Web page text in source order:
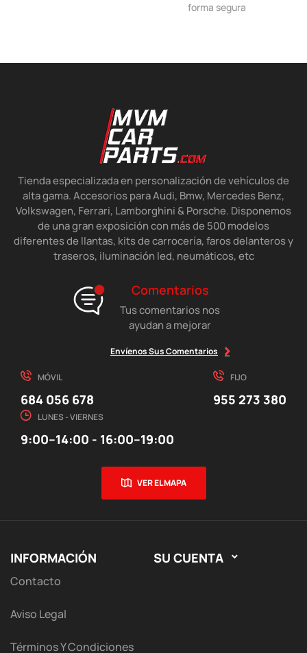
forma segura
Tienda especializada en personalización de vehículos de
alta gama. Accesorios para Audi, Bmw, Mercedes Benz,
Volkswagen, Ferrari, Lamborghini & Porsche. Disponemos
de una gran exposición con más de 500 modelos
diferentes de llantas, kits de carrocería, faros delanteros y
traseros, iluminación led, neumáticos, etc
Comentarios
Tus comentarios nos
ayudan a mejorar
Envíenos Sus Comentarios
MÓVIL
684 056 678
FIJO
955 273 380
LUNES - VIERNES
9:00–14:00 - 16:00–19:00
VER EL MAPA
INFORMACIÓN
Contacto
Aviso Legal
Términos Y Condiciones
SU CUENTA 